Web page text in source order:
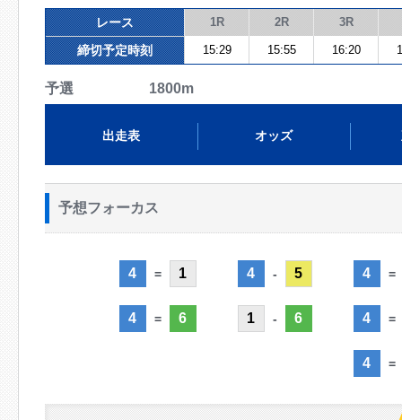
レース 1R 2R 3R
締切予定時刻 15:29 15:55 16:20
予選 1800m
出走表 オッズ
予想フォーカス
4 = 1
4 = 6
4 - 5
1 - 6
4 =
4 =
4 =